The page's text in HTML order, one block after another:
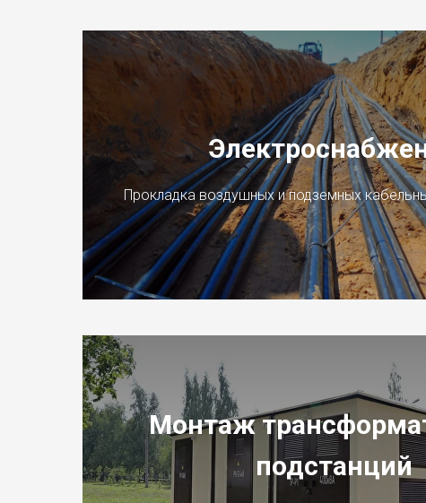
Прокладка воздушных и подземных
Монтаж
подстанций